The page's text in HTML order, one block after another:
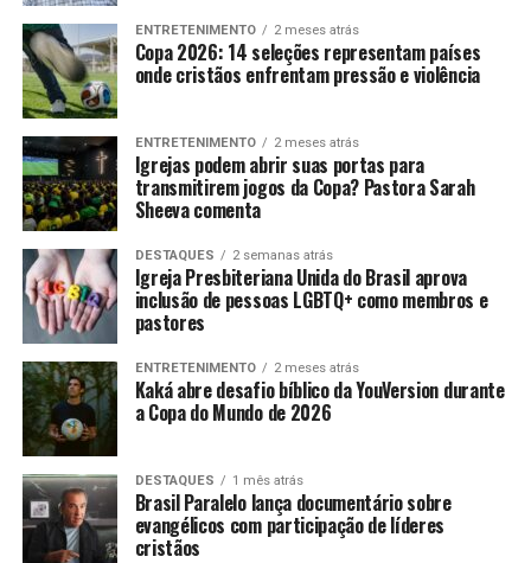
ENTRETENIMENTO 2 meses atrás
Copa 2026: 14 seleções representam países
onde cristãos enfrentam pressão e violência
ENTRETENIMENTO 2 meses atrás
Igrejas podem abrir suas portas para
transmitirem jogos da Copa? Pastora Sarah
Sheeva comenta
DESTAQUES 2 semanas atrás
Igreja Presbiteriana Unida do Brasil aprova
inclusão de pessoas LGBTQ+ como membros e
pastores
ENTRETENIMENTO 2 meses atrás
Kaká abre desafio bíblico da YouVersion durante
a Copa do Mundo de 2026
DESTAQUES 1 mês atrás
Brasil Paralelo lança documentário sobre
evangélicos com participação de líderes
cristãos